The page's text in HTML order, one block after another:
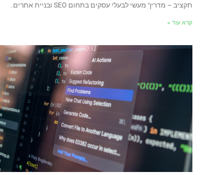
תקציב – מדריך מעשי לבעלי עסקים בתחום SEO ובניית אתרים.
קרא עוד »